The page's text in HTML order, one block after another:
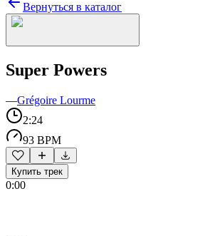
Вернуться в каталог
Super Powers
—Grégoire Lourme
2:24
93 BPM
Купить трек
0:00